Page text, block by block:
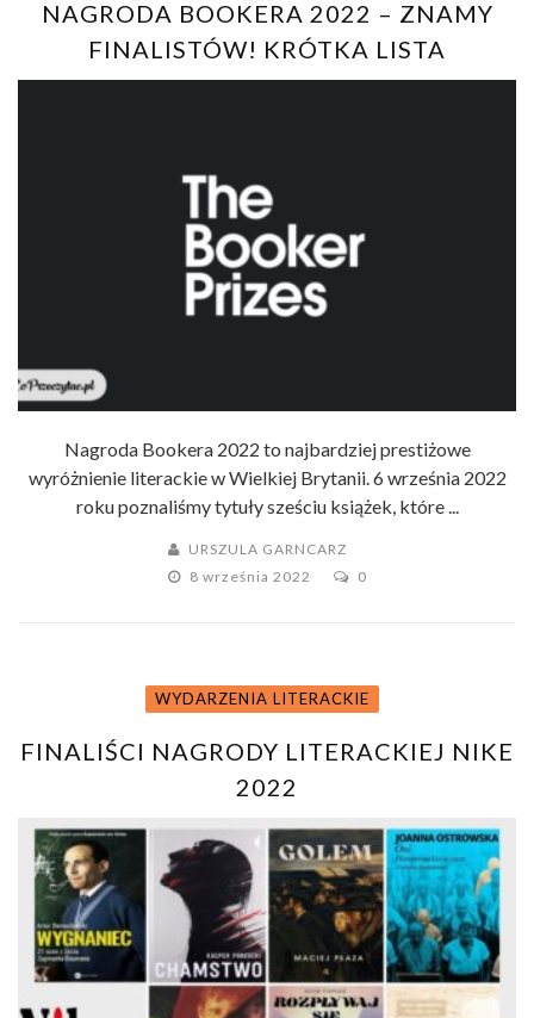
NAGRODA BOOKERA 2022 – ZNAMY
FINALISTÓW! KRÓTKA LISTA
Nagroda Bookera 2022 to najbardziej prestiżowe
wyróżnienie literackie w Wielkiej Brytanii. 6 września 2022
roku poznaliśmy tytuły sześciu książek, które ...
URSZULA GARNCARZ
8 września 2022
0
WYDARZENIA LITERACKIE
FINALIŚCI NAGRODY LITERACKIEJ NIKE
2022